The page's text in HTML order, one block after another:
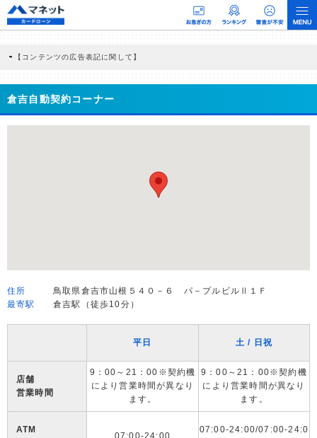
【コンテンツの広告表記に関して】
商品を根拠なくPRするものではなく、当編集部の調査／ユーザーへの口コミ収集な
どに基づき、公平性を担保した情報提供を行っています。
>提携企業一覧
倉吉自動契約コーナー
住所
鳥取県倉吉市山根５４０－６ パ－プルビルⅡ１Ｆ
最寄駅
倉吉駅（徒歩10分）
平日 土 / 日祝
店舗
営業時間
9：00～21：00※契約機
により営業時間が異なり
ます。
9：00～21：00※契約機
により営業時間が異なり
ます。
ATM
07:00-24:00
07:00-24:00/07:00-24:0